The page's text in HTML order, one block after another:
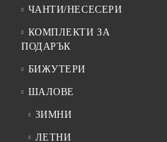
ЧАНТИ/НЕСЕСЕРИ
КОМПЛЕКТИ ЗА
ПОДАРЪК
БИЖУТЕРИ
ШАЛОВЕ
ЗИМНИ
ЛЕТНИ